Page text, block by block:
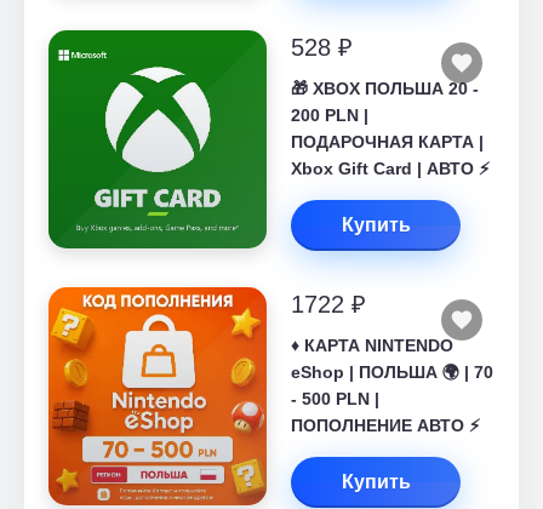
528 ₽
🎁 XBOX ПОЛЬША 20 -
200 PLN |
ПОДАРОЧНАЯ КАРТА |
Xbox Gift Card | АВТО ⚡
Купить
1722 ₽
♦️ КАРТА NINTENDO
eShop | ПОЛЬША 🌍 | 70
- 500 PLN |
ПОПОЛНЕНИЕ АВТО ⚡
Купить